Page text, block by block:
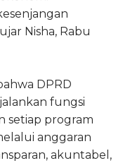
Nisha, Rabu
DPRD
fungsi
setiap program
anggaran
akuntabel,